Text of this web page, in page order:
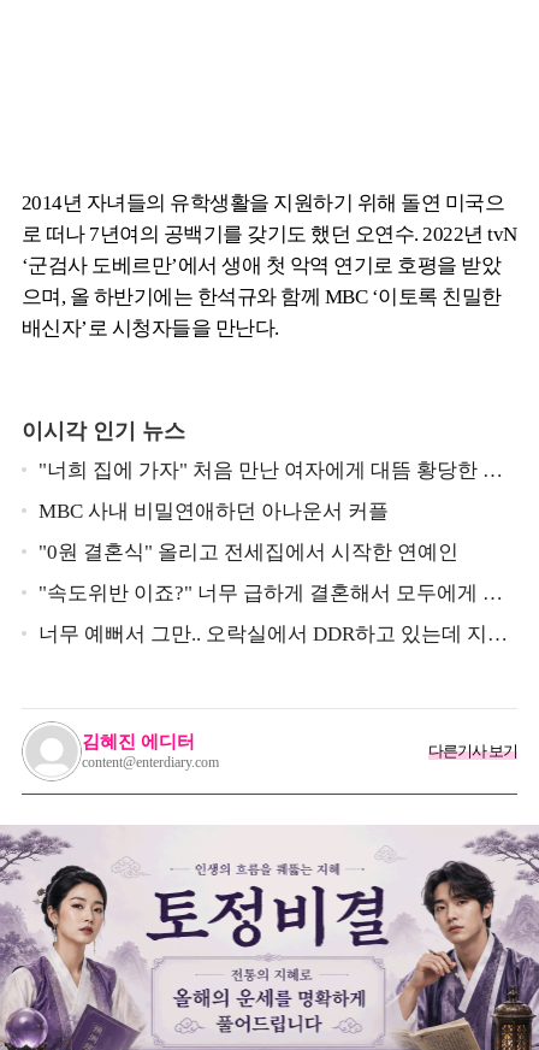
2014년 자녀들의 유학생활을 지원하기 위해 돌연 미국으
로 떠나 7년여의 공백기를 갖기도 했던 오연수. 2022년 tvN
‘군검사 도베르만’에서 생애 첫 악역 연기로 호평을 받았
으며, 올 하반기에는 한석규와 함께 MBC ‘이토록 친밀한
배신자’로 시청자들을 만난다.
이시각 인기 뉴스
"너희 집에 가자" 처음 만난 여자에게 대뜸 황당한 요
구 했다는 MBC 아나운서
MBC 사내 비밀연애하던 아나운서 커플
"0원 결혼식" 올리고 전세집에서 시작한 연예인
"속도위반 이죠?" 너무 급하게 결혼해서 모두에게 의
심 받았던 스타
너무 예뻐서 그만.. 오락실에서 DDR하고 있는데 지나
김혜진 에디터
content@enterdiary.com
다른기사 보기